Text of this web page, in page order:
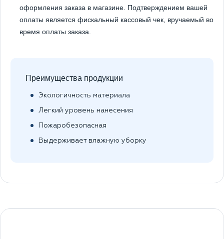
оформления заказа в магазине. Подтверждением вашей
оплаты является фискальный кассовый чек, вручаемый во
время оплаты заказа.
Преимущества продукции
Экологичность материала
Легкий уровень нанесения
Пожаробезопасная
Выдерживает влажную уборку